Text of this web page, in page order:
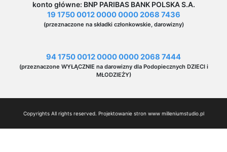
konto główne: BNP PARIBAS BANK POLSKA S.A.
19 1750 0012 0000 0000 2068 7436
(przeznaczone na składki członkowskie, darowizny)
94 1750 0012 0000 0000 2068 7444
(przeznaczone WYŁĄCZNIE na darowizny dla Podopiecznych DZIECI i
MŁODZIEŻY)
Copyrights All rights reserved. Projektowanie stron www milleniumstudio.pl